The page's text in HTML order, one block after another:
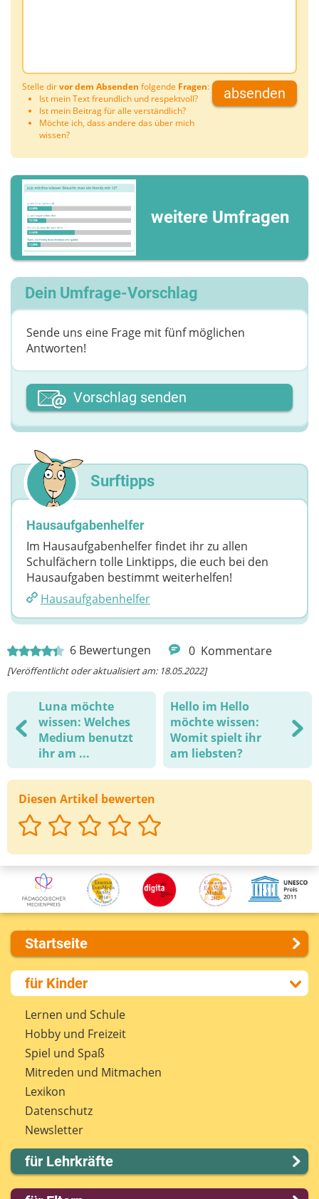
Stelle dirvor dem Absenden folgende Fragen:
Ist mein Text freundlich und respektvoll?
Ist mein Beitrag für alle verständlich?
Möchte ich, dass andere das über mich
wissen?
absenden
6 Bewertungen 0 Kommentare
[Veröffentlicht oder aktualisiert am: 18.05.2022]
Luna möchte
wissen: Welches
Medium benutzt
ihr am ...
Hello im Hello
möchte wissen:
Womit spielt ihr
am liebsten?
Diesen Artikel bewerten
weitere Umfragen
Dein Umfrage-Vorschlag
Sende uns eine Frage mit fünf möglichen
Antworten!
Dein Vor- oder Spitzname
Deine Nachricht
Vorschlag senden
Surftipps
Hausaufgabenhelfer
Im Hausaufgabenhelfer findet ihr zu allen
Schulfächern tolle Linktipps, die euch bei den
Hausaufgaben bestimmt weiterhelfen!
Hausaufgabenhelfer
Startseite
Über uns
Presse
Kontakt
Impressum
Internet-ABC Sitemap
Barrierefreiheit
Länderprojekte
für Kinder
Lernen und Schule
Hobby und Freizeit
Spiel und Spaß
Mitreden und Mitmachen
Lexikon
Datenschutz
Newsletter
für Lehrkräfte
Lernmodule